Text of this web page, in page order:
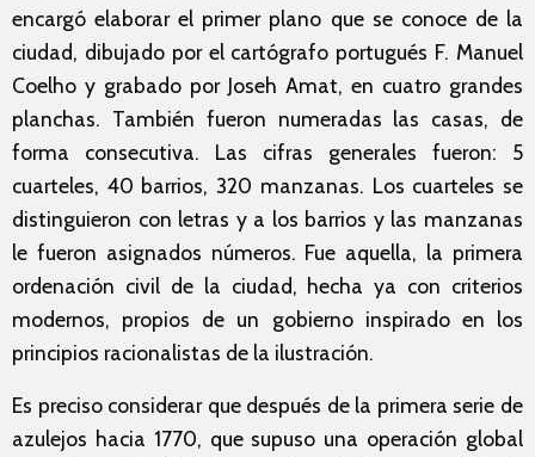
encargó elaborar el primer plano que se conoce de la
ciudad, dibujado por el cartógrafo portugués F. Manuel
Coelho y grabado por Joseh Amat, en cuatro grandes
planchas. También fueron numeradas las casas, de
forma consecutiva. Las cifras generales fueron: 5
cuarteles, 40 barrios, 320 manzanas. Los cuarteles se
distinguieron con letras y a los barrios y las manzanas
le fueron asignados números. Fue aquella, la primera
ordenación civil de la ciudad, hecha ya con criterios
modernos, propios de un gobierno inspirado en los
principios racionalistas de la ilustración.
Es preciso considerar que después de la primera serie de
azulejos hacia 1770, que supuso una operación global